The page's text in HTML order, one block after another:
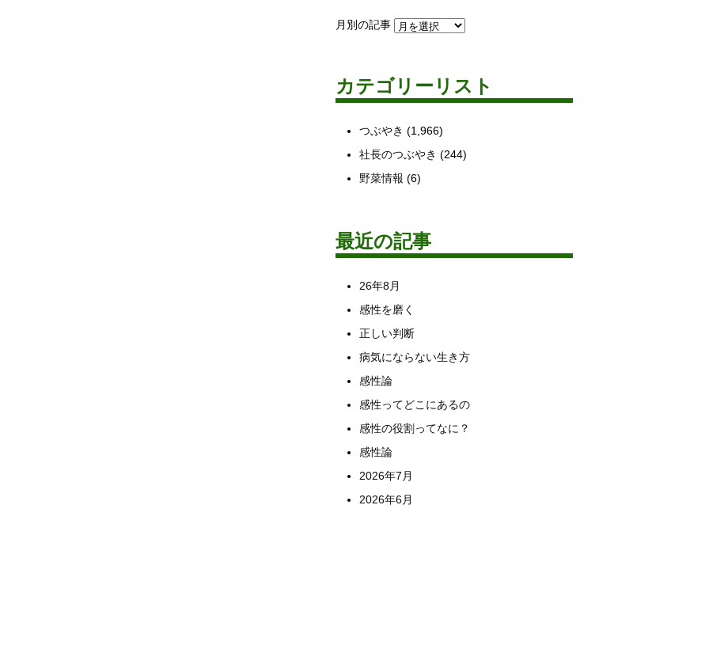
月別の記事
カテゴリーリスト
つぶやき (1,966)
社長のつぶやき (244)
野菜情報 (6)
最近の記事
26年8月
感性を磨く
正しい判断
病気にならない生き方
感性論
感性ってどこにあるの
感性の役割ってなに？
感性論
2026年7月
2026年6月